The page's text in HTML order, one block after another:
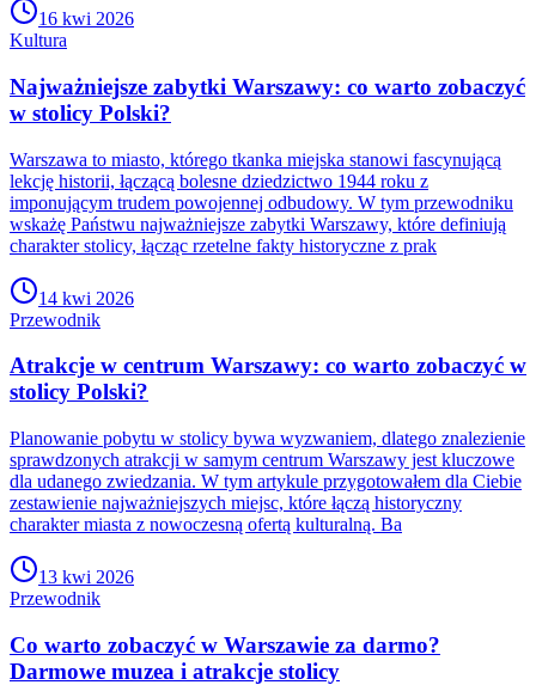
16 kwi 2026
Kultura
Najważniejsze zabytki Warszawy: co warto zobaczyć
w stolicy Polski?
Warszawa to miasto, którego tkanka miejska stanowi fascynującą
lekcję historii, łączącą bolesne dziedzictwo 1944 roku z
imponującym trudem powojennej odbudowy. W tym przewodniku
wskażę Państwu najważniejsze zabytki Warszawy, które definiują
charakter stolicy, łącząc rzetelne fakty historyczne z prak
14 kwi 2026
Przewodnik
Atrakcje w centrum Warszawy: co warto zobaczyć w
stolicy Polski?
Planowanie pobytu w stolicy bywa wyzwaniem, dlatego znalezienie
sprawdzonych atrakcji w samym centrum Warszawy jest kluczowe
dla udanego zwiedzania. W tym artykule przygotowałem dla Ciebie
zestawienie najważniejszych miejsc, które łączą historyczny
charakter miasta z nowoczesną ofertą kulturalną. Ba
13 kwi 2026
Przewodnik
Co warto zobaczyć w Warszawie za darmo?
Darmowe muzea i atrakcje stolicy